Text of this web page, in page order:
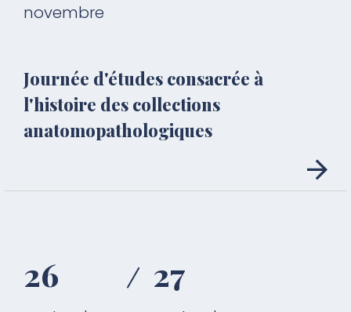
novembre
Journée d'études consacrée à
l'histoire des collections
anatomopathologiques
26 27